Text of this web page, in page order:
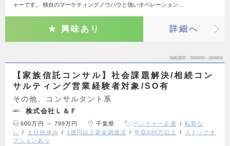
ャーです。 独自のマーケティングノウハウと強いオペレーション…
興味あり 詳細へ
掲載期間 26/08/03～26/08/16
【家族信託コンサル】社会課題解決/相続コン
サルティング営業経験者対象/SO有
その他、コンサルタント系
株式会社Ｌ＆Ｆ
600万円 ～ 799万円 千葉県 ベンチャー企業
転勤な
し
土日祝休み 1億円以上資金調達済 年収600万以上
ストックオ
プションあり